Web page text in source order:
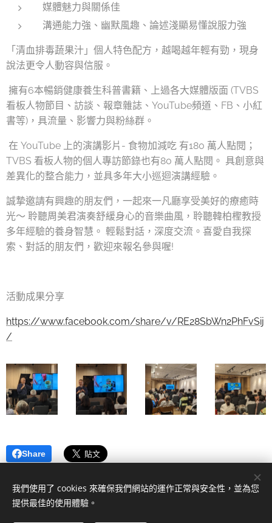
媒體魅力與關係佳
溝通能力強、幽默風趣、論述淺顯易懂說服力強
「清血排毒蔬果汁」個人特色配方，越喝越年輕有勁，現身
說法更令人動容與信服。
擁有6本暢銷健康養生科普書籍、上過各大媒體版面 (TVBS
看板人物節目、訪談、報章雜誌、YouTube頻道、FB、小紅
書等)，具流量、影響力與粉絲群。
在 YouTube 上的演講影片- 食物加減吃 有180 萬人點閱；
TVBS 看板人物的個人專訪節錄也有80 萬人點閱。 具創意與
差異化的整合能力，並具多年大小巡迴演講經驗。
誠摯邀請有興趣的朋友們，一起來一凡廳享受美好的療癒時
光～ 聆聽周美君演奏舒緩身心的音樂曲風，聆聽韓柏檉教授
多年經驗的養身智慧。 輕鬆對話，深度交流。喜愛自我探
索、對話的朋友們，歡迎來報名參與喔!
活動成果分享
https://www.facebook.com/share/v/RE28SbWn2PhFvSij
/
Share
我們使用了 cookies 來確保我們網站的運作正常與安全性，並為您
提供最佳的使用體驗。